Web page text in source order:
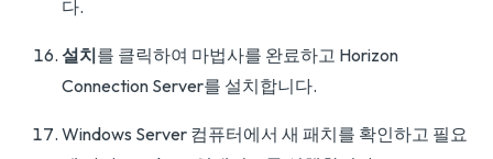
다.
설치를 클릭하여 마법사를 완료하고 Horizon
Connection Server를 설치합니다.
Windows Server 컴퓨터에서 새 패치를 확인하고 필요